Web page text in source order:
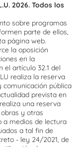
2026. Todos los
sobre programas
parte de ellos,
página web.
la oposición
en la
el artículo 32.1 del
realiza la reserva
comunicación pública
prevista en
una reserva
y otras
a medios de lectura
a tal fin de
- ley 24/2021, de